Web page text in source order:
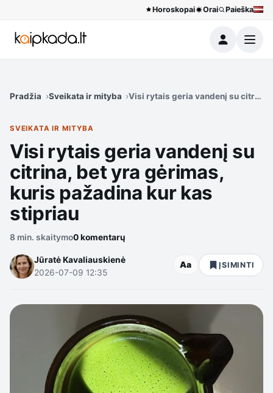
Horoskopai Orai Paieška
Meniu
Pradžia Sveikata ir mityba Visi rytais geria vandenį su
SVEIKATA IR MITYBA
Visi rytais geria vandenį su
citrina, bet yra gėrimas,
kuris pažadina kur kas
stipriau
8 min. skaitymo0 komentarų
Jūratė Kavaliauskienė
2026-07-09 12:35
Aa ĮSIMINTI